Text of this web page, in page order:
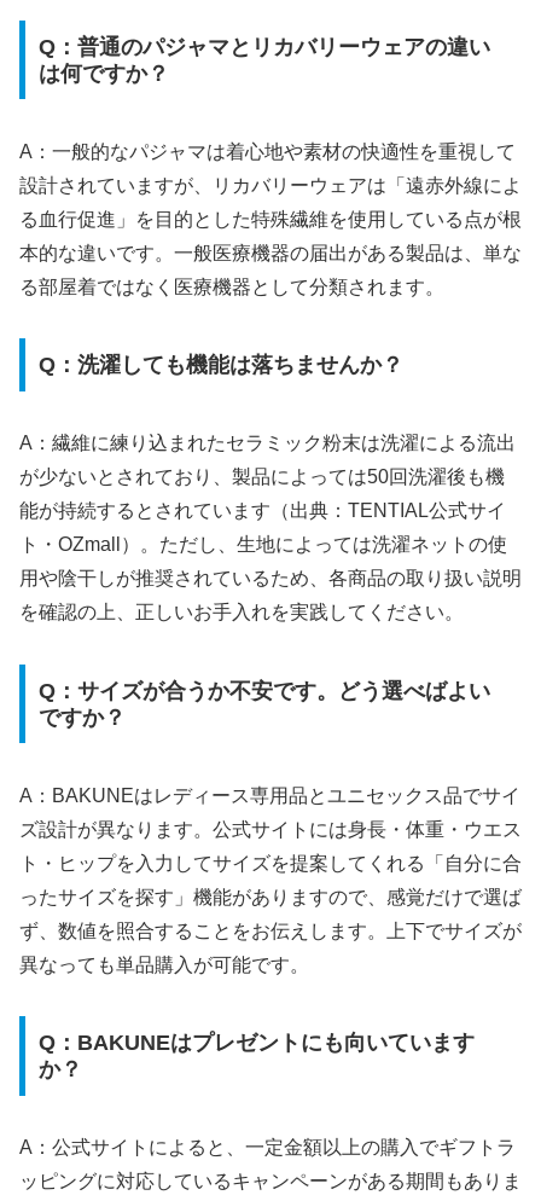
Q：普通のパジャマとリカバリーウェアの違い
は何ですか？
A：一般的なパジャマは着心地や素材の快適性を重視して
設計されていますが、リカバリーウェアは「遠赤外線によ
る血行促進」を目的とした特殊繊維を使用している点が根
本的な違いです。一般医療機器の届出がある製品は、単な
る部屋着ではなく医療機器として分類されます。
Q：洗濯しても機能は落ちませんか？
A：繊維に練り込まれたセラミック粉末は洗濯による流出
が少ないとされており、製品によっては50回洗濯後も機
能が持続するとされています（出典：TENTIAL公式サイ
ト・OZmall）。ただし、生地によっては洗濯ネットの使
用や陰干しが推奨されているため、各商品の取り扱い説明
を確認の上、正しいお手入れを実践してください。
Q：サイズが合うか不安です。どう選べばよい
ですか？
A：BAKUNEはレディース専用品とユニセックス品でサイ
ズ設計が異なります。公式サイトには身長・体重・ウエス
ト・ヒップを入力してサイズを提案してくれる「自分に合
ったサイズを探す」機能がありますので、感覚だけで選ば
ず、数値を照合することをお伝えします。上下でサイズが
異なっても単品購入が可能です。
Q：BAKUNEはプレゼントにも向いています
か？
A：公式サイトによると、一定金額以上の購入でギフトラ
ッピングに対応しているキャンペーンがある期間もありま